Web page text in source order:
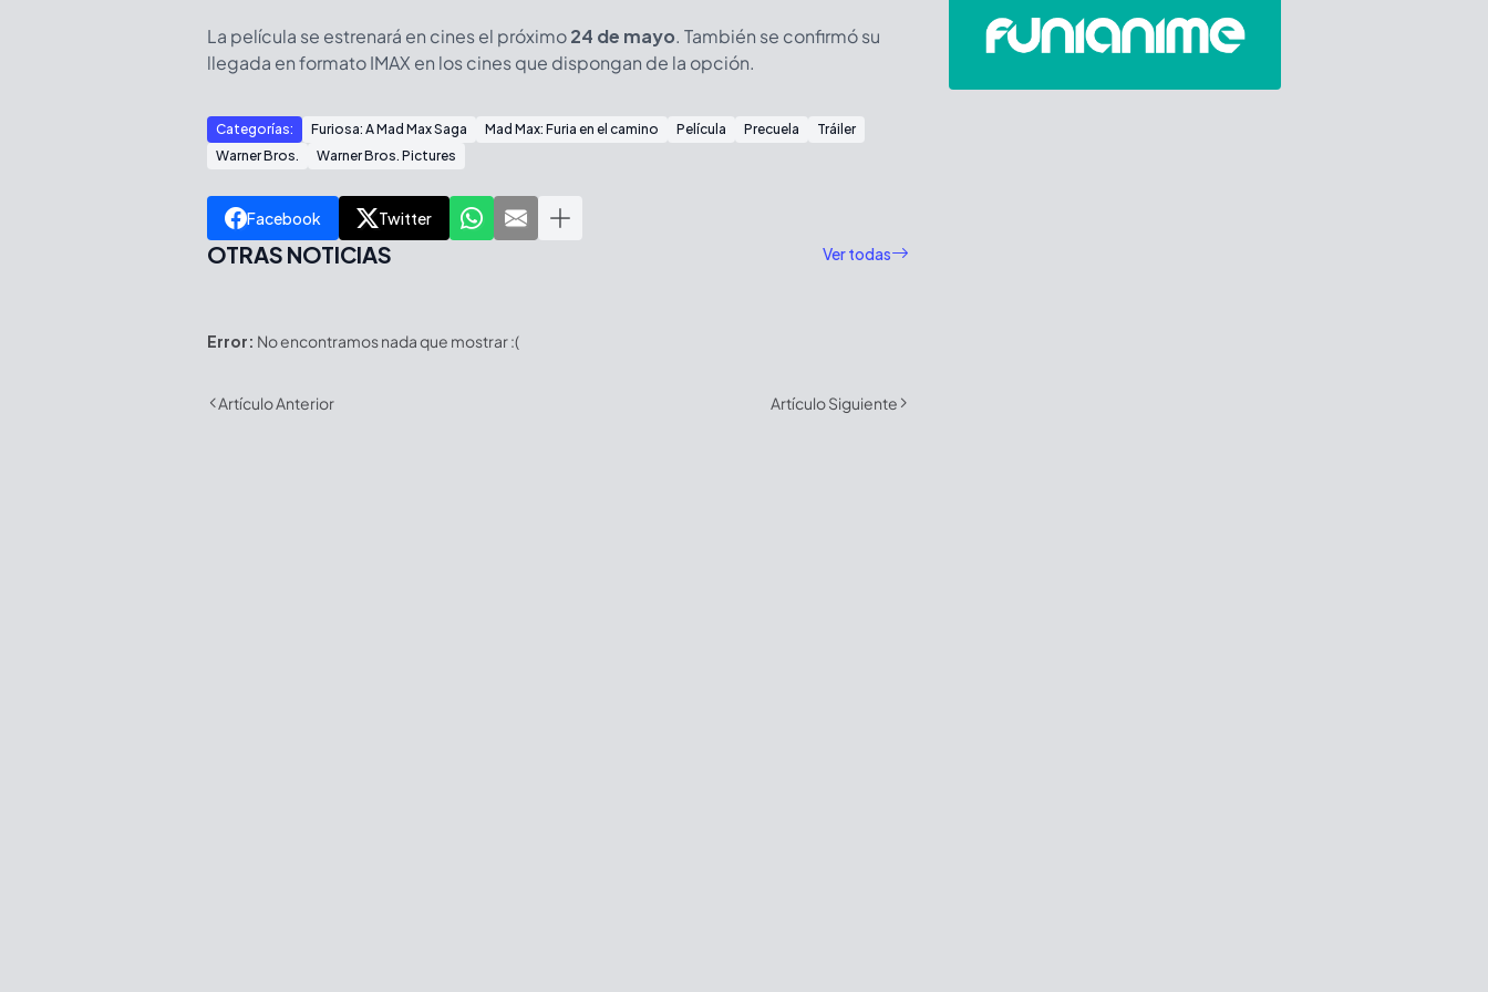
La película se estrenará en cines el próximo24 de mayo. También se confirmó su
llegada en formato IMAX en los cines que dispongan de la opción.
Categorías: Furiosa: A Mad Max Saga Mad Max: Furia en el camino Película Precuela
Tráiler
Warner Bros.
Warner Bros. Pictures
Facebook Twitter
OTRAS NOTICIAS Ver todas
Error: No encontramos nada que mostrar :(
Artículo Anterior Artículo Siguiente